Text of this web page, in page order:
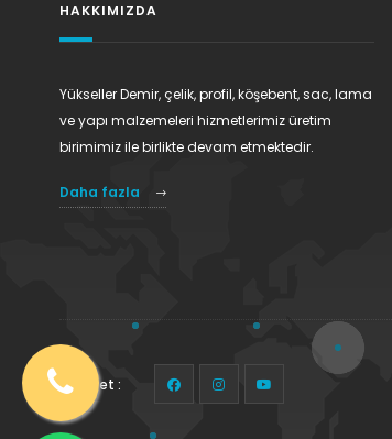
HAKKIMIZDA
Yükseller Demir, çelik, profil, köşebent, sac, lama
ve yapı malzemeleri hizmetlerimiz üretim
birimimiz ile birlikte devam etmektedir.
Daha fazla
Takip et :